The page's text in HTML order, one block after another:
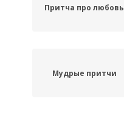
Притча про любовь
Мудрые притчи